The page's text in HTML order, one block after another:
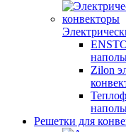
Zilon
Решетки для